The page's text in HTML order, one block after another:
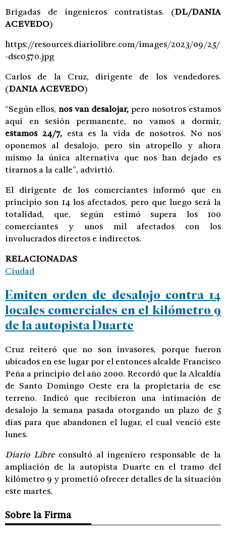
Brigadas de ingenieros contratistas. (DL/DANIA
ACEVEDO)
https://resources.diariolibre.com/images/2023/09/25/
-dsc0570.jpg
Carlos de la Cruz, dirigente de los vendedores.
(DANIA ACEVEDO)
“Según ellos, nos van desalojar, pero nosotros estamos
aquí en sesión permanente, no vamos a dormir,
estamos 24/7, esta es la vida de nosotros. No nos
oponemos al desalojo, pero sin atropello y ahora
mismo la única alternativa que nos han dejado es
tirarnos a la calle”, advirtió.
El dirigente de los comerciantes informó que en
principio son 14 los afectados, pero que luego será la
totalidad, que, según estimó supera los 100
comerciantes y unos mil afectados con los
involucrados directos e indirectos.
RELACIONADAS
Ciudad
Emiten orden de desalojo contra 14
locales comerciales en el kilómetro 9
de la autopista Duarte
Cruz reiteró que no son invasores, porque fueron
ubicados en ese lugar por el entonces alcalde Francisco
Peña a principio del año 2000. Recordó que la Alcaldía
de Santo Domingo Oeste era la propietaria de ese
terreno. Indicó que recibieron una intimación de
desalojo la semana pasada otorgando un plazo de 5
días para que abandonen el lugar, el cual venció este
lunes.
Diario Libre consultó al ingeniero responsable de la
ampliación de la autopista Duarte en el tramo del
kilómetro 9 y prometió ofrecer detalles de la situación
este martes.
Sobre la Firma